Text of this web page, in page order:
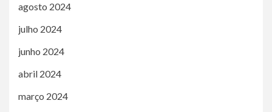
agosto 2024
julho 2024
junho 2024
abril 2024
março 2024